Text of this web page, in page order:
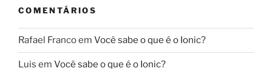
COMENTÁRIOS
Rafael Francoem Você sabe o que é o Ionic?
Luis em Você sabe o que é o Ionic?